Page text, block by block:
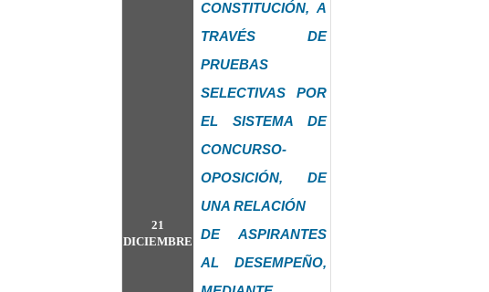
21
DICIEMBRE
CONSTITUCIÓN, A
TRAVÉS DE
PRUEBAS
SELECTIVAS POR
EL SISTEMA DE
CONCURSO-
OPOSICIÓN, DE
UNA RELACIÓN
DE ASPIRANTES
AL DESEMPEÑO,